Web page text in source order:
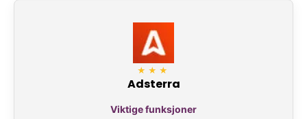
★★★
Adsterra
Viktige funksjoner